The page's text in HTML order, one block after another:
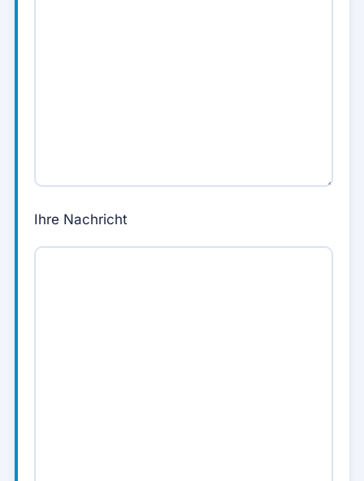
Ihre Nachricht